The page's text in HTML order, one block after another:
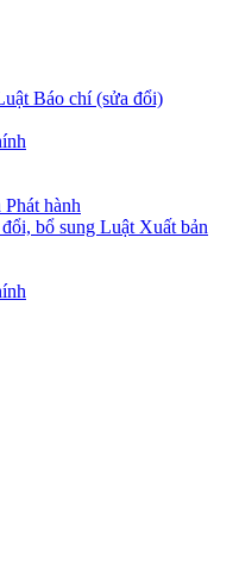
Báo chí (sửa đổi)
hành
bổ sung Luật Xuất bản